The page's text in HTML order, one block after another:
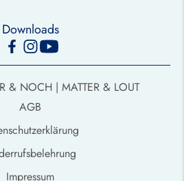
Downloads
& NOCH | MATTER & LOUT
AGB
Impressum